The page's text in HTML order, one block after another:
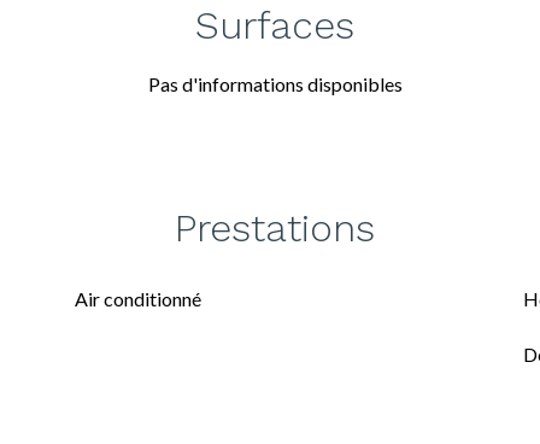
Surfaces
Pas d'informations disponibles
Prestations
Air conditionné